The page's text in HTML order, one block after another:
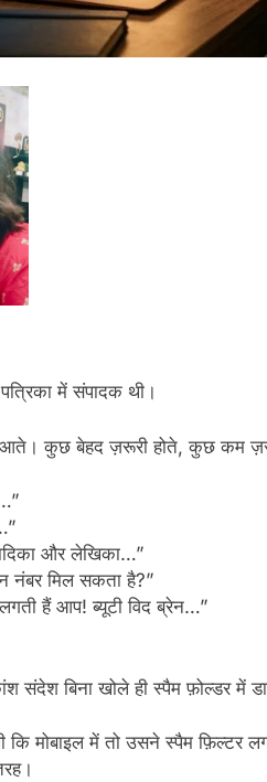
में संपादक थी।
आते। कुछ बेहद ज़रूरी होते, कुछ कम
और लेखिका…”
नंबर मिल सकता है?”
हैं आप! ब्यूटी विद ब्रेन…”
संदेश बिना खोले ही स्पैम फ़ोल्डर में
कि मोबाइल में तो उसने स्पैम